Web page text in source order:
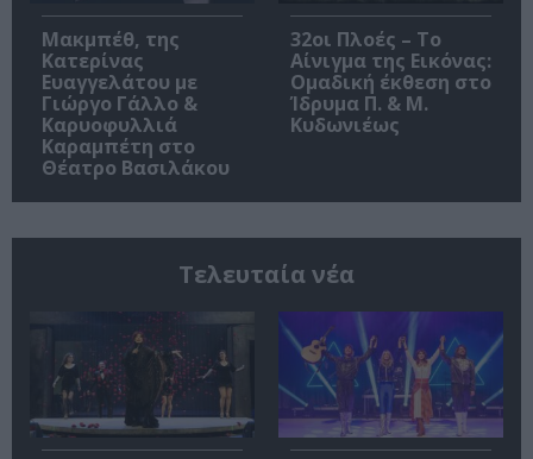
Μακμπέθ, της
Κατερίνας
Ευαγγελάτου με
Γιώργο Γάλλο &
Καρυοφυλλιά
Καραμπέτη στο
Θέατρο Βασιλάκου
32οι Πλοές – Το
Αίνιγμα της Εικόνας:
Ομαδική έκθεση στο
Ίδρυμα Π. & Μ.
Κυδωνιέως
Τελευταία νέα